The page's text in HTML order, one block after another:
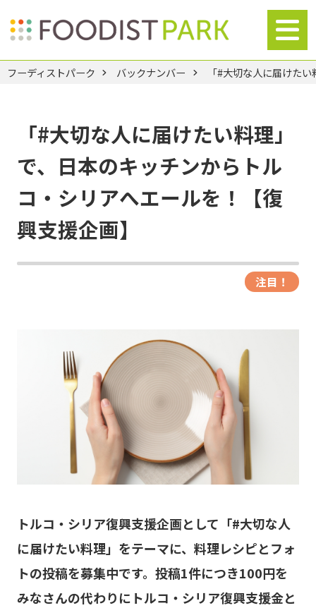
フーディストパーク バックナンバー 「#大切な人に届けた
「#大切な人に届けたい料理」
で、日本のキッチンからトル
コ・シリアへエールを！【復
興支援企画】
注目！
トルコ・シリア復興支援企画として「#大切な人
に届けたい料理」をテーマに、料理レシピとフォ
トの投稿を募集中です。投稿1件につき100円を
みなさんの代わりにトルコ・シリア復興支援金と